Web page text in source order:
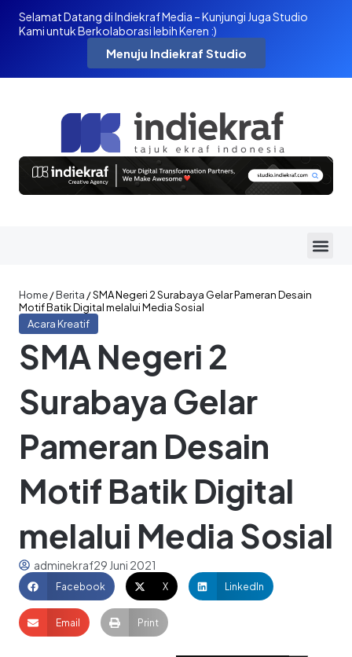
Selamat Datang di Indiekraf Media – Kunjungi Juga Studio
Kami untuk Berkolaborasi lebih Keren :)
Menuju Indiekraf Studio
Home/Berita /SMA Negeri 2 Surabaya Gelar Pameran Desain
Motif Batik Digital melalui Media Sosial
Acara Kreatif
SMA Negeri 2
Surabaya Gelar
Pameran Desain
Motif Batik Digital
melalui Media Sosial
adminekraf29 Juni 2021
Facebook X LinkedIn
Email Print